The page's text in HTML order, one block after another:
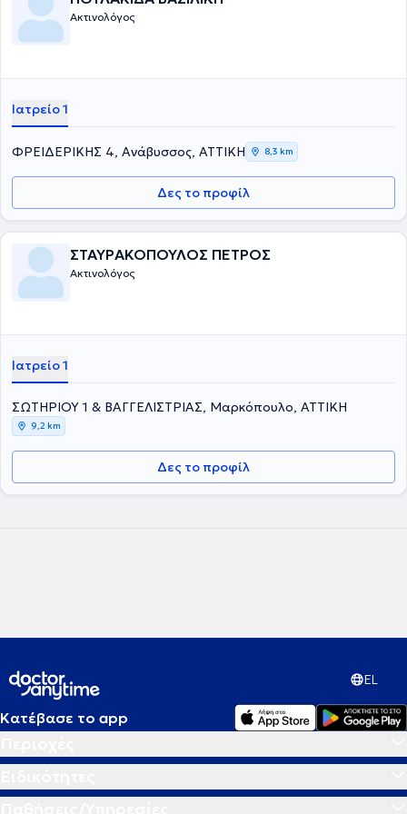
πανελλαδικά και διεθνώς.
Ακτινολόγος
Ιατρείο 1
ΦΡΕΙΔΕΡΙΚΗΣ 4, Ανάβυσσος, ΑΤΤΙΚΗ 8,3 km
Δες το προφίλ
ΣΤΑΥΡΑΚΟΠΟΥΛΟΣ ΠΕΤΡΟΣ
Ακτινολόγος
Ιατρείο 1
ΣΩΤΗΡΙΟΥ 1 & ΒΑΓΓΕΛΙΣΤΡΙΑΣ, Μαρκόπουλο, ΑΤΤΙΚΗ
9,2 km
Δες το προφίλ
EL
Κατέβασε το app